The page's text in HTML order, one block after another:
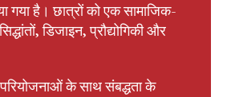
गया है। छात्रों को एक सामाजिक-
डिजाइन, प्रौद्योगिकी और
के साथ संबद्धता के